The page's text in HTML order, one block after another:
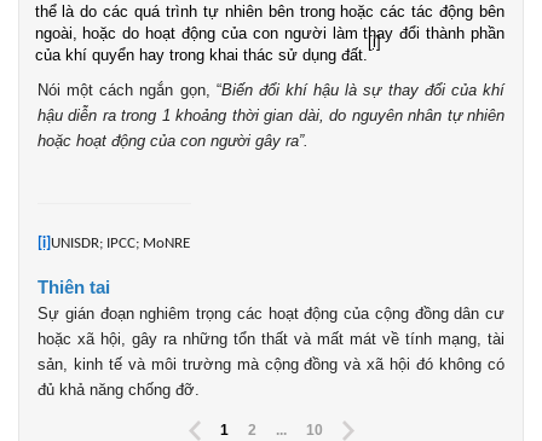
thể là do các quá trình tự nhiên bên trong hoặc các tác động bên
ngoài, hoặc do hoạt động của con người làm thay đổi thành phần
của khí quyển hay trong khai thác sử dụng đất.
[i]
Nói một cách ngắn gọn, “Biến đổi khí hậu là sự thay đổi của khí
hậu diễn ra trong 1 khoảng thời gian dài, do nguyên nhân tự nhiên
hoặc hoạt động của con người gây ra”.
[i] UNISDR; IPCC; MoNRE
Thiên tai
Sự gián đoạn nghiêm trọng các hoạt động của cộng đồng dân cư
hoặc xã hội, gây ra những tổn thất và mất mát về tính mạng, tài
sản, kinh tế và môi trường mà cộng đồng và xã hội đó không có
đủ khả năng chống đỡ.
1 2 ... 10